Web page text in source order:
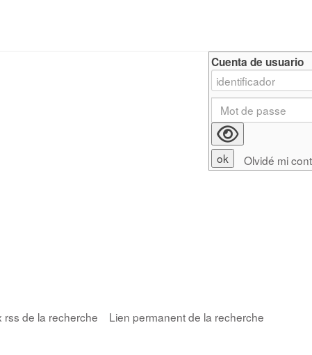
rss de la recherche Lien permanent de la recherche
Cuenta de usuario
Olvidé mi